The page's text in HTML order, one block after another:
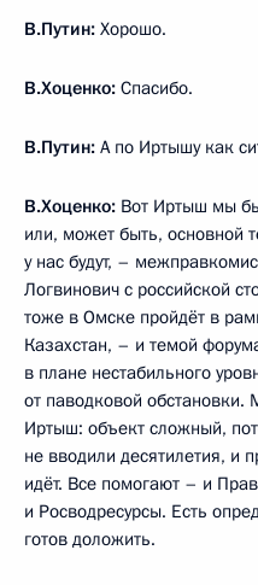
В.Путин: Хорошо.
В.Хоценко: Спасибо.
В.Путин: А по Иртышу как
В.Хоценко: Вот Иртыш мы
или, может быть, основной
у нас будут, –
Логвинович с российской
тоже в Омске пройдёт в
Казахстан, – и темой
в плане нестабильного
от паводковой
Иртыш: объект сложный,
не вводили десятилетия, и
идёт. Все помогают – и
и Росводресурсы. Есть
готов доложить.